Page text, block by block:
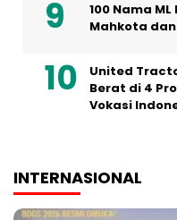
100 Nama
Mahkota
United
Berat di 4
Vokasi
INTERNASIONAL